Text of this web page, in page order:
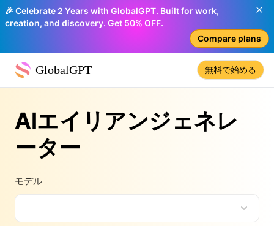
🎉 Celebrate 2 Years with GlobalGPT. Built for work,
creation, and discovery. Get 50% OFF.
Compare plans
GlobalGPT 無料で始める
AIエイリアンジェネレ
ーター
モデル